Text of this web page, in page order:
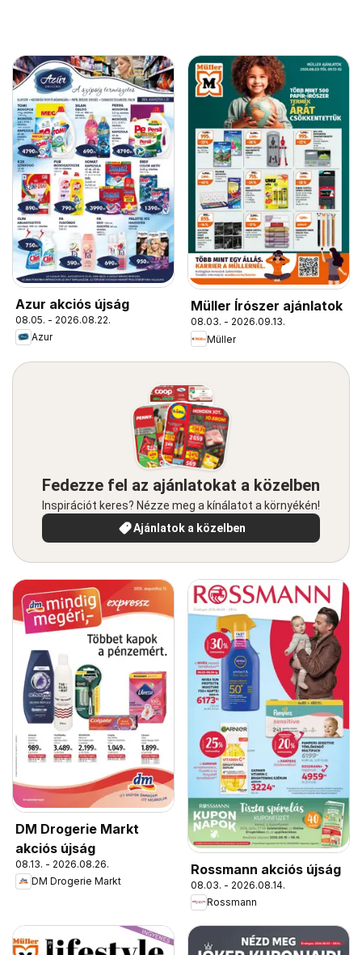
Azur akciós újság
08.05. - 2026.08.22.
Azur
Müller Írószer ajánlatok
08.03. - 2026.09.13.
Müller
Fedezze fel az ajánlatokat a közelben
Inspirációt keres? Nézze meg a kínálatot a környékén!
Ajánlatok a közelben
DM Drogerie Markt
akciós újság
08.13. - 2026.08.26.
DM Drogerie Markt
Rossmann akciós újság
08.03. - 2026.08.14.
Rossmann